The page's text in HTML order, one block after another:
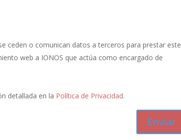
ceden o comunican datos a terceros para prestar este
web a IONOS que actúa como encargado de
detallada en la Política de Privacidad.